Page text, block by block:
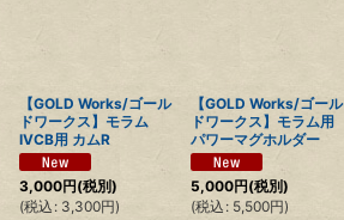
【GOLD Works/ゴール
ドワークス】モラム
IVCB用 カムR
3,000円(税別)
(税込 : 3,300円)
【GOLD Works/ゴール
ドワークス】モラム用
パワーマグホルダー
5,000円(税別)
(税込 : 5,500円)